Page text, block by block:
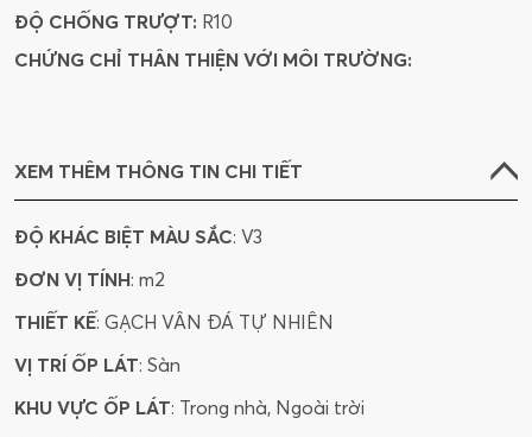
ĐỘ CHỐNG TRƯỢT: R10
CHỨNG CHỈ THÂN THIỆN VỚI MÔI TRƯỜNG:
XEM THÊM THÔNG TIN CHI TIẾT
ĐỘ KHÁC BIỆT MÀU SẮC: V3
ĐƠN VỊ TÍNH: m2
THIẾT KẾ: GẠCH VÂN ĐÁ TỰ NHIÊN
VỊ TRÍ ỐP LÁT: Sàn
KHU VỰC ỐP LÁT: Trong nhà, Ngoài trời